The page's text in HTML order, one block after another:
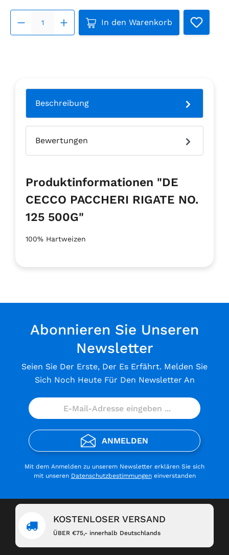
Produkt Anzahl: Gib den
In den Warenkorb
Beschreibung
Bewertungen
Produktinformationen "DE
CECCO PACCHERI RIGATE NO.
125 500G"
100% Hartweizen
Abonnieren Sie Unseren
Newsletter
Seien Sie Der Erste, Der Es Erfährt. Melden Sie
Sich Noch Heute Für Den Newsletter An
ANMELDEN
Mit dem Anmelden zu unserem Newsletter erklären Sie sich
mit unseren Datenschutzbestimmungeneinverstanden
KOSTENLOSER VERSAND
ÜBER €75,- innerhalb Deutschlands